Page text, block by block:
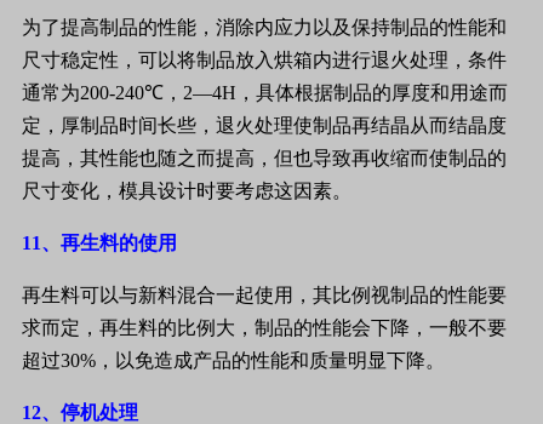
为了提高制品的性能，消除内应力以及保持制品的性能和
尺寸稳定性，可以将制品放入烘箱内进行退火处理，条件
通常为200-240℃， 2—4H ，具体根据制品的厚度和用途而
定，厚制品时间长些，退火处理使制品再结晶从而结晶度
提高，其性能也随之而提高，但也导致再收缩而使制品的
尺寸变化，模具设计时要考虑这因素。
11、再生料的使用
再生料可以与新料混合一起使用，其比例视制品的性能要
求而定，再生料的比例大，制品的性能会下降，一般不要
超过30% ，以免造成产品的性能和质量明显下降。
12、停机处理